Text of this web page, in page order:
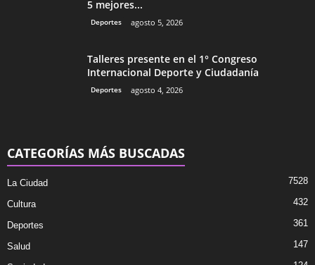
5 mejores...
Deportes agosto 5, 2026
Talleres presente en el 1° Congreso
Internacional Deporte y Ciudadanía
Deportes agosto 4, 2026
CATEGORÍAS MÁS BUSCADAS
La Ciudad 7528
Cultura 432
Deportes 361
Salud 147